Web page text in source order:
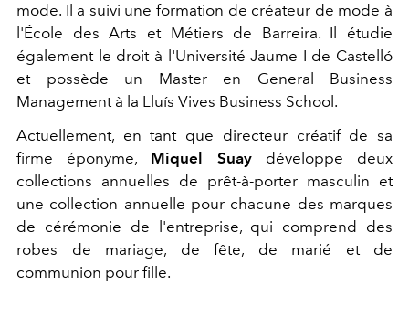
mode. Il a suivi une formation de créateur de mode à
l'École des Arts et Métiers de Barreira. Il étudie
également le droit à l'Université Jaume I de Castelló
et possède un Master en General Business
Management à la Lluís Vives Business School.
Actuellement, en tant que directeur créatif de sa
firme éponyme, Miquel Suay développe deux
collections annuelles de prêt-à-porter masculin et
une collection annuelle pour chacune des marques
de cérémonie de l'entreprise, qui comprend des
robes de mariage, de fête, de marié et de
communion pour fille.